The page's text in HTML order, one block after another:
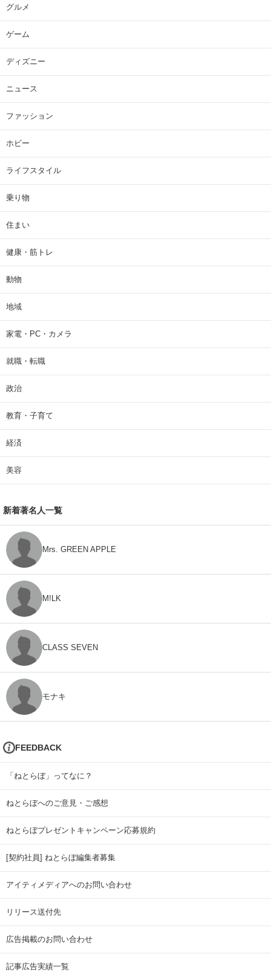
グルメ
ゲーム
ディズニー
ニュース
ファッション
ホビー
ライフスタイル
乗り物
住まい
健康・筋トレ
動物
地域
家電・PC・カメラ
就職・転職
政治
教育・子育て
経済
美容
新着著名人一覧
Mrs. GREEN APPLE
M!LK
CLASS SEVEN
モナキ
FEEDBACK
「ねとらぼ」ってなに？
ねとらぼへのご意見・ご感想
ねとらぼプレゼントキャンペーン応募規約
[契約社員] ねとらぼ編集者募集
アイティメディアへのお問い合わせ
リリース送付先
広告掲載のお問い合わせ
記事広告実績一覧